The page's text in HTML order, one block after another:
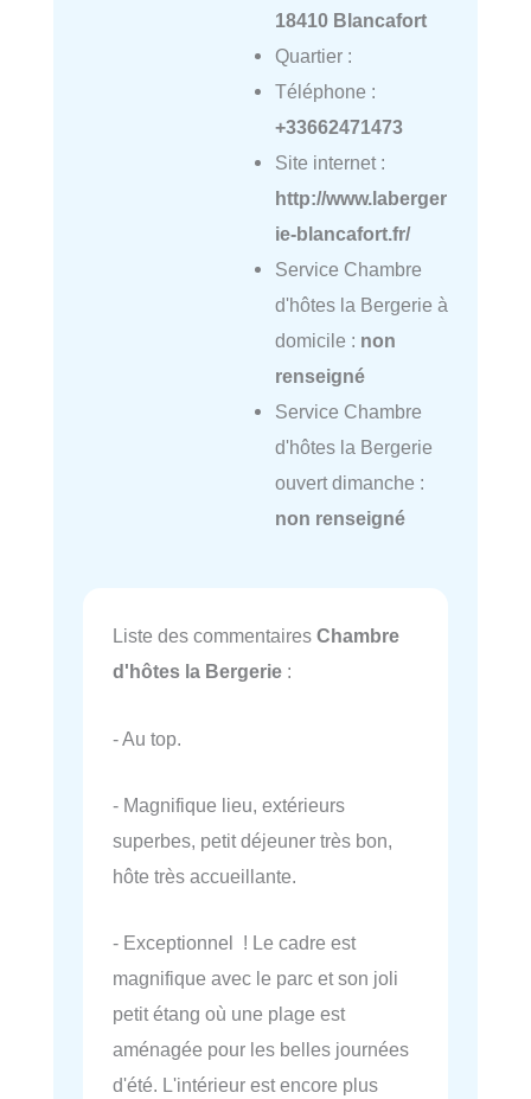
18410 Blancafort
Quartier :
Téléphone :
+33662471473
Site internet :
http://www.laberger
ie-blancafort.fr/
Service Chambre
d'hôtes la Bergerie à
domicile : non
renseigné
Service Chambre
d'hôtes la Bergerie
ouvert dimanche :
non renseigné
Liste des commentaires Chambre
d'hôtes la Bergerie :
- Au top.
- Magnifique lieu, extérieurs
superbes, petit déjeuner très bon,
hôte très accueillante.
- Exceptionnel ! Le cadre est
magnifique avec le parc et son joli
petit étang où une plage est
aménagée pour les belles journées
d'été. L'intérieur est encore plus